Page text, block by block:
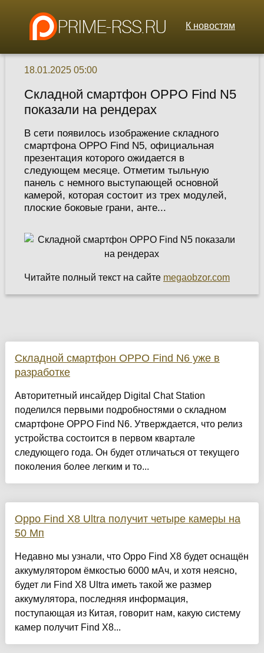
К новостям
18.01.2025 05:00
Складной смартфон OPPO Find N5
показали на рендерах
В сети появилось изображение складного
смартфона OPPO Find N5, официальная
презентация которого ожидается в
следующем месяце. Отметим тыльную
панель с немного выступающей основной
камерой, которая состоит из трех модулей,
плоские боковые грани, анте...
Читайте полный текст на сайте megaobzor.com
Складной смартфон OPPO Find N6 уже в
разработке
Авторитетный инсайдер Digital Chat Station
поделился первыми подробностями о складном
смартфоне OPPO Find N6. Утверждается, что релиз
устройства состоится в первом квартале
следующего года. Он будет отличаться от текущего
поколения более легким и то...
Oppo Find X8 Ultra получит четыре камеры на
50 Мп
Недавно мы узнали, что Oppo Find X8 будет оснащён
аккумулятором ёмкостью 6000 мАч, и хотя неясно,
будет ли Find X8 Ultra иметь такой же размер
аккумулятора, последняя информация,
поступающая из Китая, говорит нам, какую систему
камер получит Find X8...